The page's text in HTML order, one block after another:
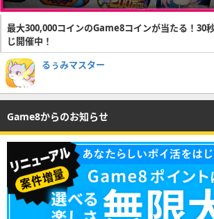
最大300,000コインのGame8コインが当たる！30
じ開催中！
るぅみマスター
Game8からのお知らせ